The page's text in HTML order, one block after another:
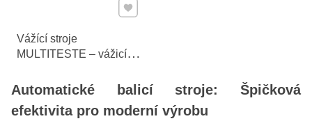
Vážící stroje
MULTITESTE – vážicí
Přidat k Oblíbeným
Automatické balicí stroje: Špičková
efektivita pro moderní výrobu